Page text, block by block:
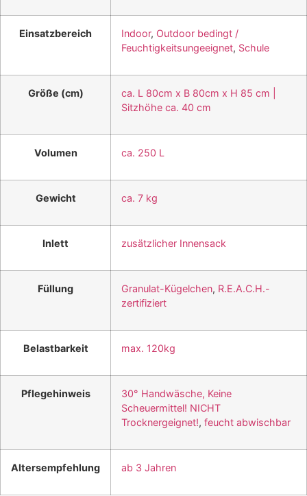
Einsatzbereich Indoor, Outdoor bedingt /
Feuchtigkeitsungeeignet, Schule
Größe (cm)
ca. L 80cm x B 80cm x H 85 cm |
Sitzhöhe ca. 40 cm
Volumen ca. 250 L
Gewicht ca. 7 kg
Inlett zusätzlicher Innensack
Füllung Granulat-Kügelchen, R.E.A.C.H.-
zertifiziert
Belastbarkeit max. 120kg
Pflegehinweis
30° Handwäsche, Keine
Scheuermittel! NICHT
Trocknergeignet!, feucht abwischbar
Altersempfehlung ab 3 Jahren